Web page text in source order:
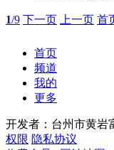
1/9 下一页 上一页 首
首页
频道
我的
更多
开发者：台州市黄岩
权限 隐私协议